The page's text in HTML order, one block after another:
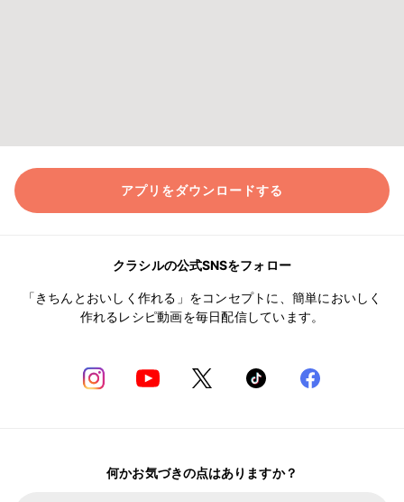
アプリをダウンロードする
クラシルの公式SNSをフォロー
「きちんとおいしく作れる」をコンセプトに、簡単においしく
作れるレシピ動画を毎日配信しています。
何かお気づきの点はありますか？